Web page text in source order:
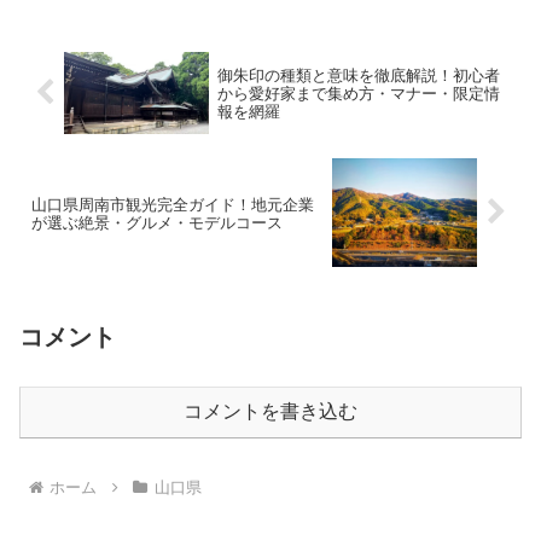
御朱印の種類と意味を徹底解説！初心者
から愛好家まで集め方・マナー・限定情
報を網羅
山口県周南市観光完全ガイド！地元企業
が選ぶ絶景・グルメ・モデルコース
コメント
コメントを書き込む
ホーム 山口県